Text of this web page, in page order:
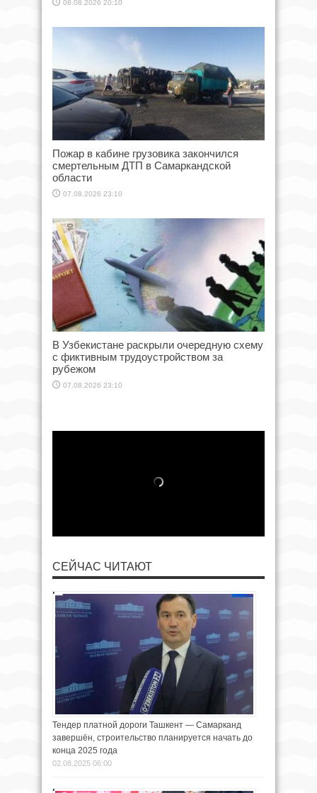
08.08.2026 20:10
Пожар в кабине грузовика закончился
смертельным ДТП в Самаркандской
области
07.08.2026 23:10
В Узбекистане раскрыли очередную схему
с фиктивным трудоустройством за
рубежом
07.08.2026 23:10
СЕЙЧАС ЧИТАЮТ
Тендер платной дороги Ташкент — Самарканд
завершён, строительство планируется начать до
конца 2025 года
02.08.2025 06:00